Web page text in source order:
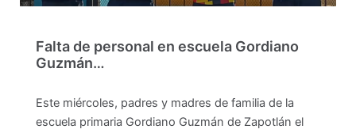
Falta de personal en escuela Gordiano
Guzmán…
Este miércoles, padres y madres de familia de la
escuela primaria Gordiano Guzmán de Zapotlán el